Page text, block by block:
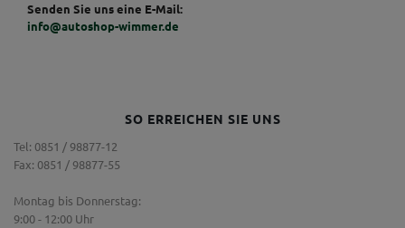
Senden Sie uns eine E-Mail:
info@autoshop-wimmer.de
SO ERREICHEN SIE UNS
Tel: 0851 / 98877-12
Fax: 0851 / 98877-55
Montag bis Donnerstag:
9:00 - 12:00 Uhr